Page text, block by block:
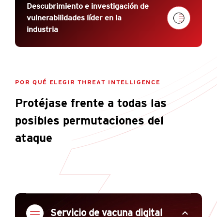
Descubrimiento e investigación de
vulnerabilidades líder en la
industria
POR QUÉ ELEGIR THREAT INTELLIGENCE
Protéjase frente a todas las
posibles permutaciones del
ataque
Servicio de vacuna digital expand_less